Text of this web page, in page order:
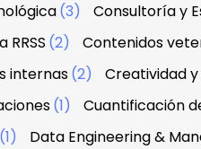
(3) Consultoría y
(2) Contenidos
internas(2) Creatividad
(1) Cuantificación
(1) Data Engineering &